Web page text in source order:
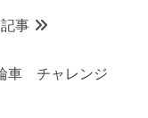
事
車 チャレンジ